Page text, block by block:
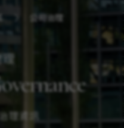
公司治理